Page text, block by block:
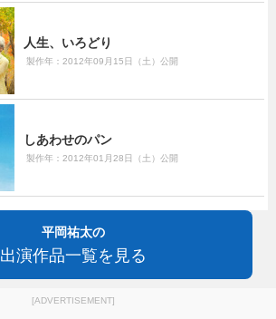
人生、いろどり
製作年：2012年09月15日（土）公開
しあわせのパン
製作年：2012年01月28日（土）公開
平岡祐太の
出演作品一覧を見る
[ADVERTISEMENT]